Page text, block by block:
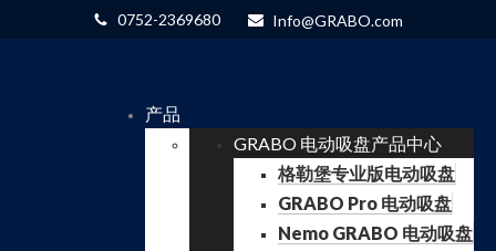
0752-2369680 Info@GRABO.com
产品
GRABO 电动吸盘产品中心
格勒堡专业版电动吸盘
GRABO Pro 电动吸盘
Nemo GRABO 电动吸盘